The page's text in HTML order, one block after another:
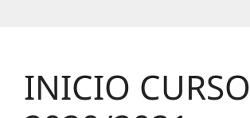
INICIO CURSO